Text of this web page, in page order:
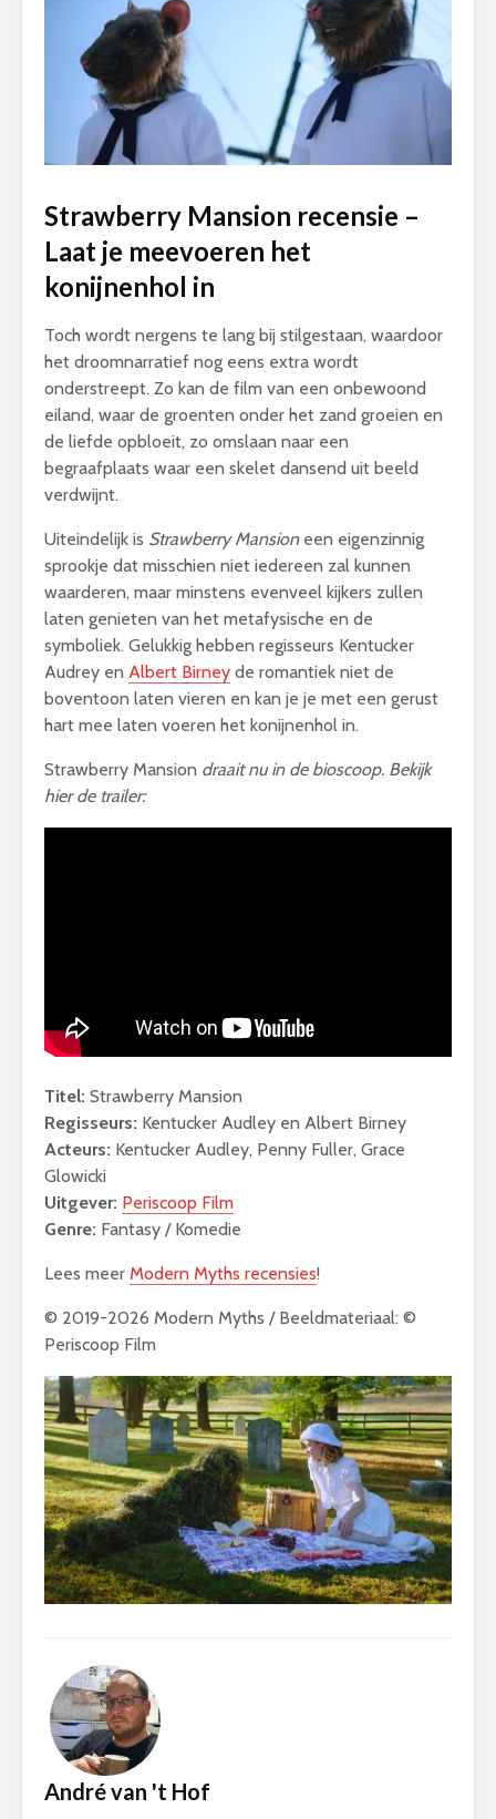
Strawberry Mansion recensie –
Laat je meevoeren het
konijnenhol in
Toch wordt nergens te lang bij stilgestaan, waardoor
het droomnarratief nog eens extra wordt
onderstreept. Zo kan de film van een onbewoond
eiland, waar de groenten onder het zand groeien en
de liefde opbloeit, zo omslaan naar een
begraafplaats waar een skelet dansend uit beeld
verdwijnt.
Uiteindelijk is Strawberry Mansioneen eigenzinnig
sprookje dat misschien niet iedereen zal kunnen
waarderen, maar minstens evenveel kijkers zullen
laten genieten van het metafysische en de
symboliek. Gelukkig hebben regisseurs Kentucker
Audrey en Albert Birney de romantiek niet de
boventoon laten vieren en kan je je met een gerust
hart mee laten voeren het konijnenhol in.
Strawberry Mansion draait nu in de bioscoop. Bekijk
hier de trailer:
Titel: Strawberry Mansion
Regisseurs: Kentucker Audley en Albert Birney
Acteurs: Kentucker Audley, Penny Fuller, Grace
Glowicki
Uitgever: Periscoop Film
Genre: Fantasy / Komedie
Lees meer Modern Myths recensies!
© 2019-2026 Modern Myths / Beeldmateriaal: ©
Periscoop Film
André van 't Hof